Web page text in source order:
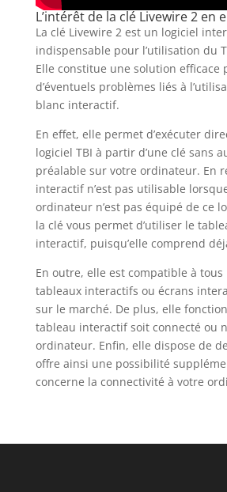
L’intérêt de la clé Livewire 2 en
La clé Livewire 2 est un logiciel
indispensable pour l’utilisation du
Elle constitue une solution efficace
d’éventuels problèmes liés à
blanc interactif.
En effet, elle permet d’exécuter
logiciel TBI à partir d’une clé sans
préalable sur votre ordinateur. En
interactif n’est pas utilisable
ordinateur n’est pas équipé de ce
la clé vous permet d’utiliser le
interactif, puisqu’elle comprend
En outre, elle est compatible à tous
tableaux interactifs ou écrans
sur le marché. De plus, elle
tableau interactif soit connecté ou
ordinateur. Enfin, elle dispose de
offre ainsi une possibilité
concerne la connectivité à votre